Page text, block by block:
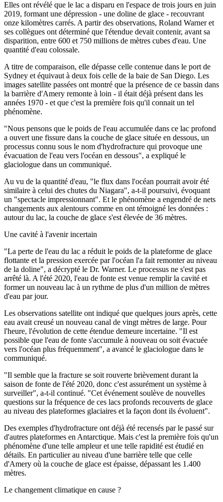
Elles ont révélé que le lac a disparu en l'espace de trois jours en juin
2019, formant une dépression - une doline de glace - recouvrant
onze kilomètres carrés. A partir des observations, Roland Warner et
ses collègues ont déterminé que l'étendue devait contenir, avant sa
disparition, entre 600 et 750 millions de mètres cubes d'eau. Une
quantité d'eau colossale.
A titre de comparaison, elle dépasse celle contenue dans le port de
Sydney et équivaut à deux fois celle de la baie de San Diego. Les
images satellite passées ont montré que la présence de ce bassin dans
la barrière d'Amery remonte à loin - il était déjà présent dans les
années 1970 - et que c'est la première fois qu'il connait un tel
phénomène.
"Nous pensons que le poids de l'eau accumulée dans ce lac profond
a ouvert une fissure dans la couche de glace située en dessous, un
processus connu sous le nom d'hydrofracture qui provoque une
évacuation de l'eau vers l'océan en dessous", a expliqué le
glaciologue dans un communiqué.
Au vu de la quantité d'eau, "le flux dans l'océan pourrait avoir été
similaire à celui des chutes du Niagara", a-t-il poursuivi, évoquant
un "spectacle impressionnant". Et le phénomène a engendré de nets
changements aux alentours comme en ont témoigné les données :
autour du lac, la couche de glace s'est élevée de 36 mètres.
Une cavité à l'avenir incertain
"La perte de l'eau du lac a réduit le poids de la plateforme de glace
flottante et la pression exercée par l'océan l'a fait remonter au niveau
de la doline", a décrypté le Dr. Warner. Le processus ne s'est pas
arrêté là. A l'été 2020, l'eau de fonte est venue remplir la cavité et
former un nouveau lac à un rythme de plus d'un million de mètres
d'eau par jour.
Les observations satellite ont indiqué que quelques jours après, cette
eau avait creusé un nouveau canal de vingt mètres de large. Pour
l'heure, l'évolution de cette étendue demeure incertaine. "Il est
possible que l'eau de fonte s'accumule à nouveau ou soit évacuée
vers l'océan plus fréquemment", a avancé le glaciologue dans le
communiqué.
"Il semble que la fracture se soit rouverte brièvement durant la
saison de fonte de l'été 2020, donc c'est assurément un système à
surveiller", a-t-il continué. "Cet événement soulève de nouvelles
questions sur la fréquence de ces lacs profonds recouverts de glace
au niveau des plateformes glaciaires et la façon dont ils évoluent".
Des exemples d'hydrofracture ont déjà été recensés par le passé sur
d'autres plateformes en Antarctique. Mais c'est la première fois qu'un
phénomène d'une telle ampleur et une telle rapidité est étudié en
détails. En particulier au niveau d'une barrière telle que celle
d'Amery où la couche de glace est épaisse, dépassant les 1.400
mètres.
Le changement climatique en cause ?